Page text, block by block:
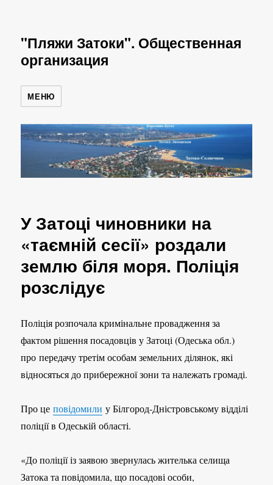
"Пляжи Затоки". Общественная
организация
МЕНЮ
У Затоці чиновники на
«таємній сесії» роздали
землю біля моря. Поліція
розслідує
Поліція розпочала кримінальне провадження за
фактом рішення посадовців у Затоці (Одеська обл.)
про передачу третім особам земельних ділянок, які
відносяться до прибережної зони та належать громаді.
Про цеповідомили у Білгород-Дністровському відділі
поліції в Одеській області.
«До поліції із заявою звернулась жителька селища
Затока та повідомила, що посадові особи,